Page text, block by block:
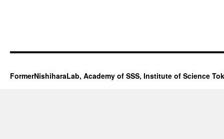
FormerNishiharaLab, Academy of SSS, Institute of Science